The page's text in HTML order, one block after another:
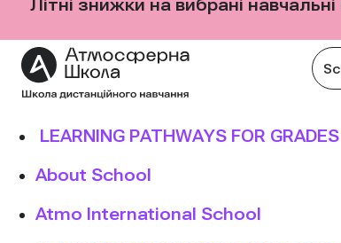
Skip
content
Літні знижки на вибрані
LEARNING PATHWAYS FOR
About School
Atmo International School